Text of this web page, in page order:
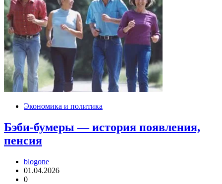
Экономика и политика
Бэби-бумеры — история появления,
пенсия
blogone
01.04.2026
0